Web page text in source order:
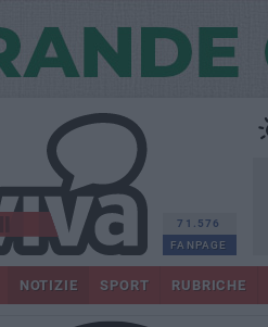
71.576
FANPAGE
NOTIZIE SPORT RUBRICHE